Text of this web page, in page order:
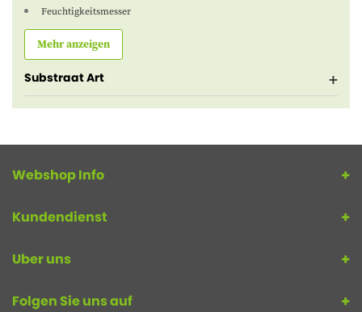
Feuchtigkeitsmesser
Mehr anzeigen
Substraat Art
Webshop Info
Kundendienst
Uber uns
Folgen Sie uns auf